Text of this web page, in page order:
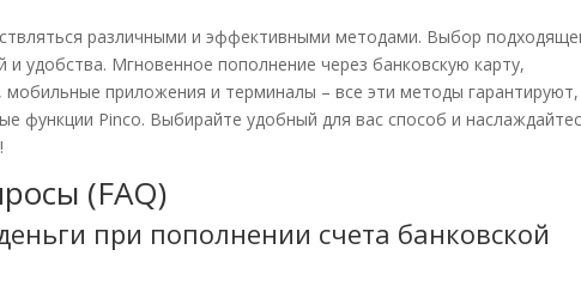
различными и эффективными методами. Выбор
и удобства. Мгновенное пополнение через банковскую карту,
мобильные приложения и терминалы – все эти методы
функции Pinco. Выбирайте удобный для вас способ и
(FAQ)
при пополнении счета банковской